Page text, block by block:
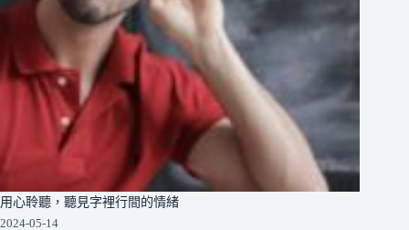
用心聆聽，聽見字裡行間的情緒
2024-05-14